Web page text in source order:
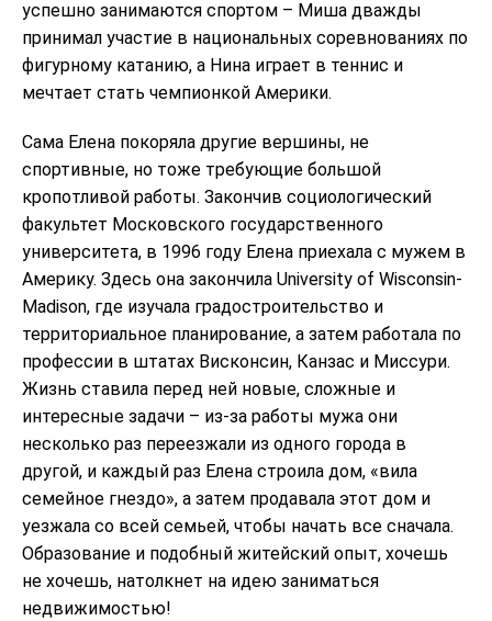
успешно занимаются спортом – Миша дважды
принимал участие в национальных соревнованиях по
фигурному катанию, а Нина играет в теннис и
мечтает стать чемпионкой Америки.
Сама Елена покоряла другие вершины, не
спортивные, но тоже требующие большой
кропотливой работы. Закончив социологический
факультет Московского государственного
университета, в 1996 году Елена приехала с мужем в
Америку. Здесь она закончила University of Wisconsin-
Madison, где изучала градостроительство и
территориальное планирование, а затем работала по
профессии в штатах Висконсин, Канзас и Миссури.
Жизнь ставила перед ней новые, сложные и
интересные задачи – из-за работы мужа они
несколько раз переезжали из одного города в
другой, и каждый раз Елена строила дом, «вила
семейное гнездо», а затем продавала этот дом и
уезжала со всей семьей, чтобы начать все сначала.
Образование и подобный житейский опыт, хочешь
не хочешь, натолкнет на идею заниматься
недвижимостью!